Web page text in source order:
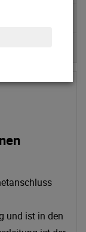
und ist in den